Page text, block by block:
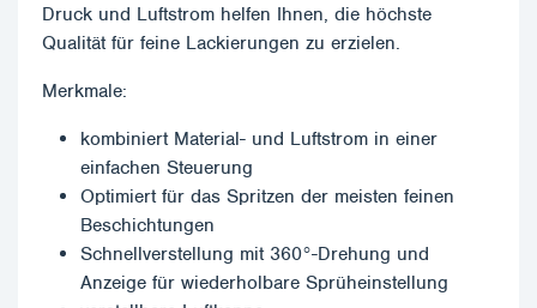
Druck und Luftstrom helfen Ihnen, die höchste
Qualität für feine Lackierungen zu erzielen.
Merkmale:
kombiniert Material- und Luftstrom in einer
einfachen Steuerung
Optimiert für das Spritzen der meisten feinen
Beschichtungen
Schnellverstellung mit 360°-Drehung und
Anzeige für wiederholbare Sprüheinstellung